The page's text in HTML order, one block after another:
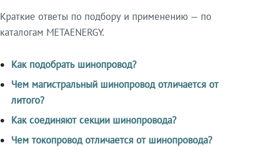
Краткие ответы по подбору и применению — по
каталогам METAENERGY.
Как подобрать шинопровод?
Чем магистральный шинопровод отличается от
литого?
Как соединяют секции шинопровода?
Чем токопровод отличается от шинопровода?